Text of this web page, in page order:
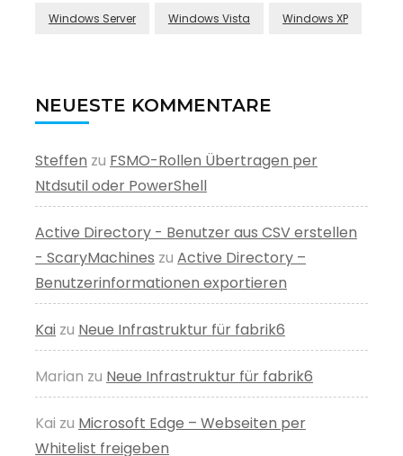
Windows Server Windows Vista Windows XP
NEUESTE KOMMENTARE
Steffen zu FSMO-Rollen Übertragen per
Ntdsutil oder PowerShell
Active Directory - Benutzer aus CSV erstellen
- ScaryMachines zu Active Directory –
Benutzerinformationen exportieren
Kai zu Neue Infrastruktur für fabrik6
Marian zu Neue Infrastruktur für fabrik6
Kai zu Microsoft Edge – Webseiten per
Whitelist freigeben